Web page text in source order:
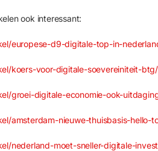
ook interessant:
europese-d9-digitale-top-in-
koers-voor-digitale-soevereiniteit-btg/
groei-digitale-economie-ook-
amsterdam-nieuwe-thuisbasis-hello-
nederland-moet-sneller-digitale-